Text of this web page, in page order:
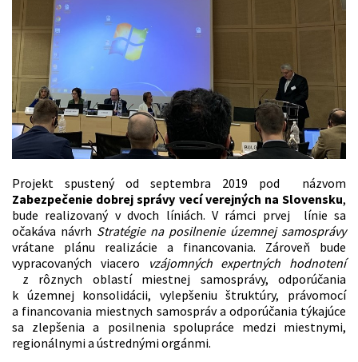
Projekt spustený od septembra 2019 pod názvom
Zabezpečenie dobrej správy vecí verejných na Slovensku,
bude realizovaný v dvoch líniách. V rámci prvej línie sa
očakáva návrh Stratégie na posilnenie územnej samosprávy
vrátane plánu realizácie a financovania. Zároveň bude
vypracovaných viacero
vzájomných expertných hodnotení
z rôznych oblastí miestnej samosprávy, odporúčania
k územnej konsolidácii, vylepšeniu štruktúry, právomocí
a financovania miestnych samospráv a odporúčania týkajúce
sa zlepšenia a posilnenia spolupráce medzi miestnymi,
regionálnymi a ústrednými orgánmi.